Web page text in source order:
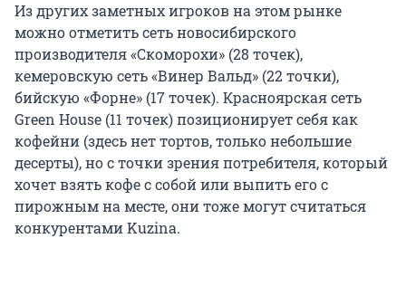
Из других заметных игроков на этом рынке
можно отметить сеть новосибирского
производителя «Скоморохи» (28 точек),
кемеровскую сеть «Винер Вальд» (22 точки),
бийскую «Форне» (17 точек). Красноярская сеть
Green House (11 точек) позиционирует себя как
кофейни (здесь нет тортов, только небольшие
десерты), но с точки зрения потребителя, который
хочет взять кофе с собой или выпить его с
пирожным на месте, они тоже могут считаться
конкурентами Kuzina.